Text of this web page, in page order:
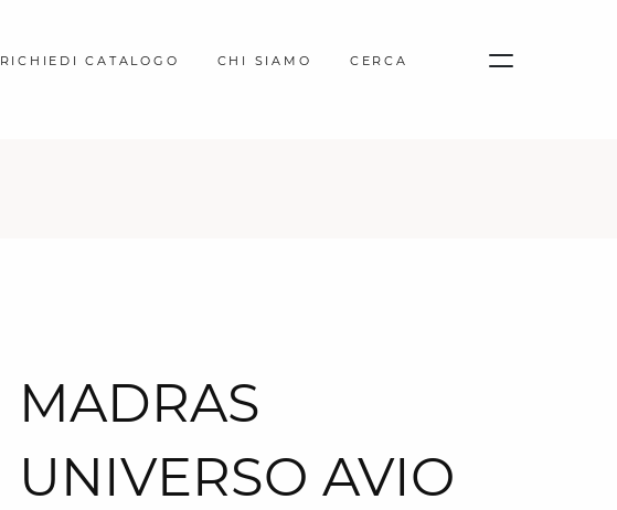
RICHIEDI CATALOGO CHI SIAMO CERCA
MADRAS
UNIVERSO AVIO